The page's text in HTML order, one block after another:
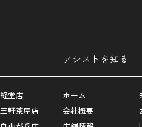
経堂店
三軒茶屋店
アシストを知る
ホーム
会社概要